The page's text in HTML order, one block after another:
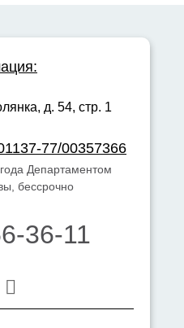
д. 54, стр. 1
77/00357366
Департаментом
бессрочно
36-11